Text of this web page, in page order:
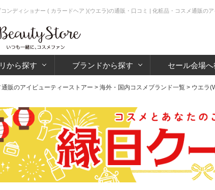
ンディショナー ( カラードヘア )(ウエラ)の通販・口コミ | 化粧品・コスメ通販の
から探す ブランドから探す セール会場へ
販のアイビューティーストアー > 海外・国内コスメブランド一覧 > ウエラ